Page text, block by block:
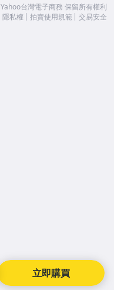
立即購買
Yahoo台灣電子商務 保留所有權利
隱私權 拍賣使用規範 交易安全